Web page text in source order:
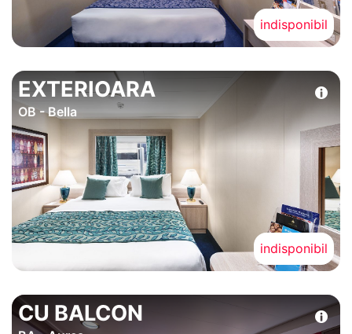
indisponibil
EXTERIOARA
OB - Bella
indisponibil
CU BALCON